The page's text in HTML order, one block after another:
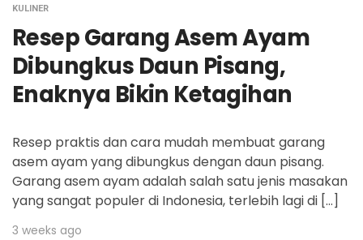
KULINER
Resep Garang Asem Ayam
Dibungkus Daun Pisang,
Enaknya Bikin Ketagihan
Resep praktis dan cara mudah membuat garang
asem ayam yang dibungkus dengan daun pisang.
Garang asem ayam adalah salah satu jenis masakan
yang sangat populer di Indonesia, terlebih lagi di […]
3 weeks ago